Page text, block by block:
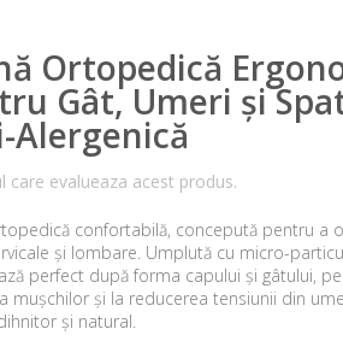
Ortopedică
Gât, Umeri și
Alergenică
care evalueaza acest produs.
confortabilă, concepută pentru a
și lombare. Umplută cu micro-
perfect după forma capului și gâtului,
mușchilor și la reducerea tensiunii din
și natural.